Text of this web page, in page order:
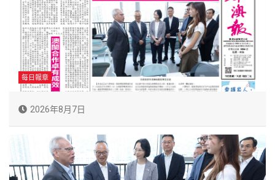
每日報章
2026年8月7日